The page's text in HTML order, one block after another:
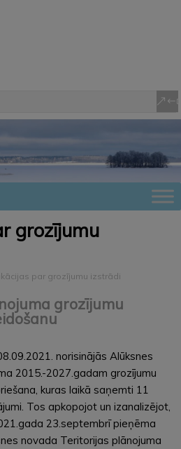
grozījumu
par grozījumu izstrādi
grozījumu
norisinājās Alūksnes
2015.-2027.gadam grozījumu
kuras laikā saņemti 11
Tos apkopojot un izanalizējot,
23.septembrī pieņēma
novada Teritorijas plānojuma